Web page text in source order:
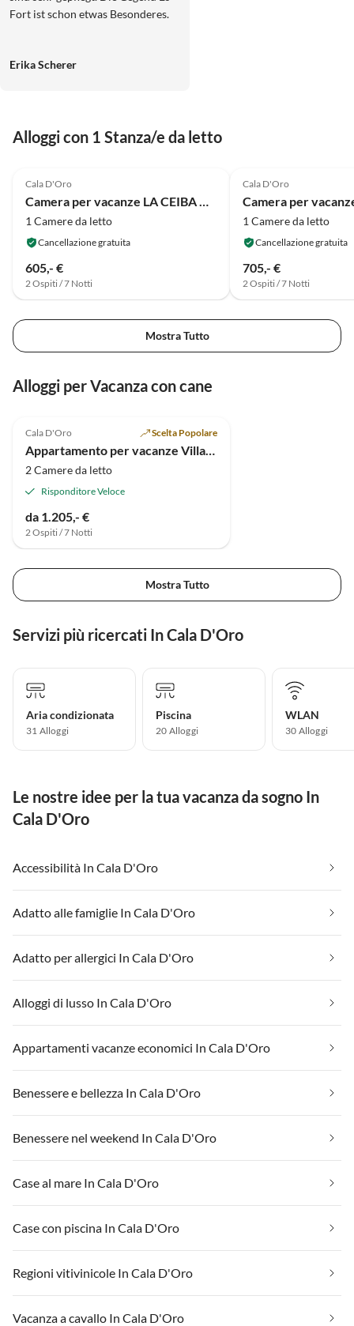
Fort ist schon etwas Besonderes.
Erika Scherer
Alloggi con 1 Stanza/e da letto
Cala D'Oro
1 Camere da letto
Cancellazione gratuita
605,- €
2 Ospiti / 7 Notti
Cala D'Oro
1 Camere da letto
Cancellazione gratuita
705,- €
2 Ospiti / 7 Notti
Mostra Tutto
Alloggi per Vacanza con cane
Cala D'Oro Scelta Popolare
Appartamento per vacanze Villa Schmidt
2 Camere da letto
Risponditore Veloce
da 1.205,- €
2 Ospiti / 7 Notti
Mostra Tutto
Servizi più ricercati In Cala D'Oro
Aria condizionata
31 Alloggi
Piscina
20 Alloggi
WLAN
30 Alloggi
Le nostre idee per la tua vacanza da sogno In
Cala D'Oro
Accessibilità In Cala D'Oro
Adatto alle famiglie In Cala D'Oro
Adatto per allergici In Cala D'Oro
Alloggi di lusso In Cala D'Oro
Appartamenti vacanze economici In Cala D'Oro
Benessere e bellezza In Cala D'Oro
Benessere nel weekend In Cala D'Oro
Case al mare In Cala D'Oro
Case con piscina In Cala D'Oro
Regioni vitivinicole In Cala D'Oro
Vacanza a cavallo In Cala D'Oro